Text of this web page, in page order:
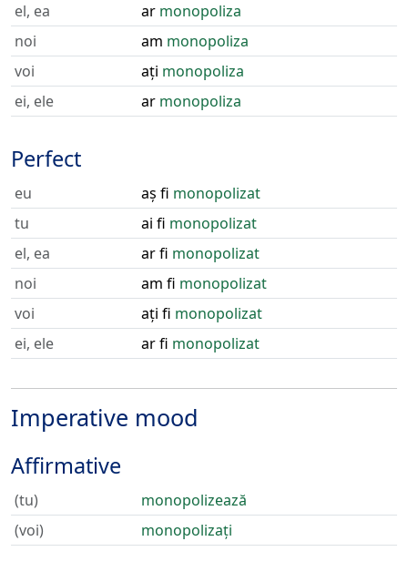
el, ea
ar monopoliza
noi
am monopoliza
voi
ați monopoliza
ei, ele
ar monopoliza
Perfect
eu aș fi monopolizat
tu
ai fi monopolizat
el, ea
ar fi monopolizat
noi
am fi monopolizat
voi
ați fi monopolizat
ei, ele
ar fi monopolizat
Imperative mood
Affirmative
(tu)
monopolizează
(voi)
monopolizați